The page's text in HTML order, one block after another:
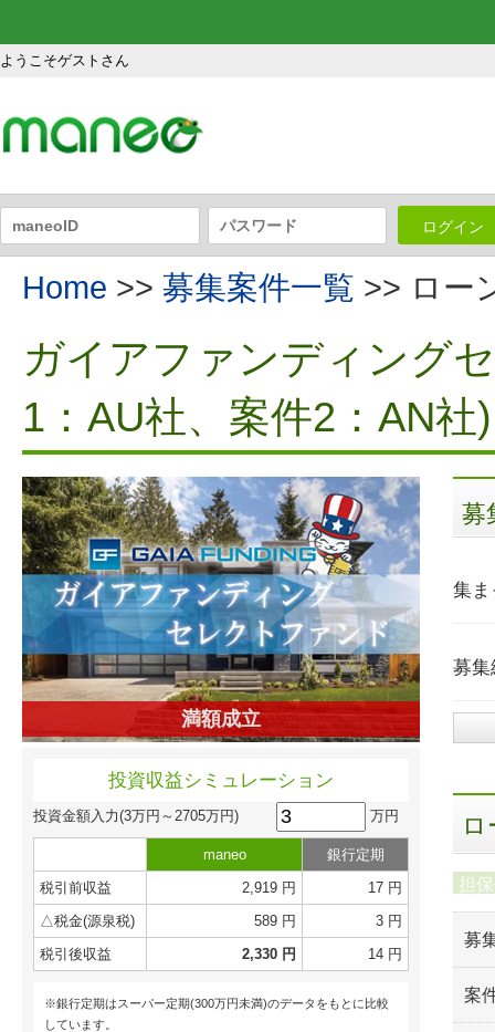
ようこそゲストさん
ログイン
Home >> 募集案件一覧 >> ロー
ガイアファンディング
1：AU社、案件2：AN社)
満額成立
投資収益シミュレーション
投資金額入力(3万円～2705万円) 万円
maneo
銀行定期
税引前収益
2,919 円
17 円
△税金(源泉税)
589 円
3 円
税引後収益
2,330 円 14 円
※銀行定期はスーパー定期(300万円未満)のデータをもとに比較
しています。
募
集ま
募集
担
募
案